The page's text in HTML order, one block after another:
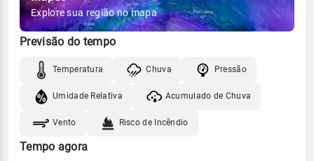
Explore sua região no mapa
Previsão do tempo
Temperatura Chuva Pressão
Umidade Relativa Acumulado de Chuva
Vento Risco de Incêndio
Tempo agora